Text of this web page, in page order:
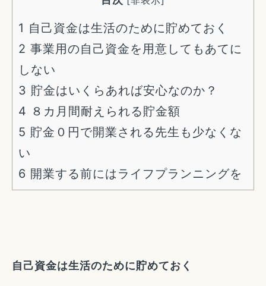
1 自己資金は生活のために貯めておく
2 事業用の自己資金を用意してもあてに
しない
3 貯金はいくらあれば安心なのか？
4 ８カ月間耐えられる貯金額
5 貯金０円で開業される先生も少なくな
い
6 開業する前にはライフプランニングを
自己資金は生活のために貯めておく